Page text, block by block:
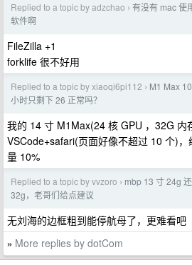
Replied to a topic by adzchao › 有没有 mac 使
软件啊
FileZilla +1
forklife 很不好用
Replied to a topic by xiaoqi6pi112 › M1 Max
小时只剩下 26 正常吗？
我的 14 寸 M1Max(24 核 GPU ，32G 内
VSCode+safari(页面好像不超过 10 个)
量 10%
Replied to a topic by vvzoro › mbp 13 寸 24g
32g，老哥们给点建议
无刘海的边框粗到能停航母了，更难看吧
» More replies by dotCom